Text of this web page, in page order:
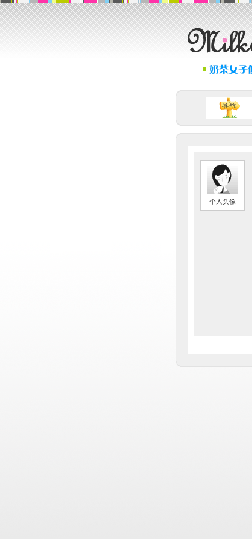
个人头像